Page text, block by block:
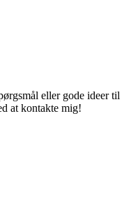
eller gode ideer til
at kontakte mig!